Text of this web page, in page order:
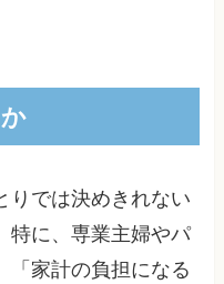
りでは決めきれない
特に、専業主婦やパ
「家計の負担になる